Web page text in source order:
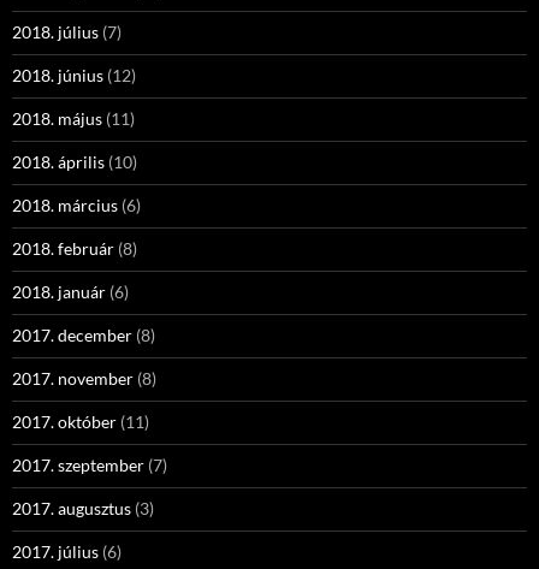
2018. július (7)
2018. június (12)
2018. május (11)
2018. április (10)
2018. március (6)
2018. február (8)
2018. január (6)
2017. december (8)
2017. november (8)
2017. október (11)
2017. szeptember (7)
2017. augusztus (3)
2017. július (6)